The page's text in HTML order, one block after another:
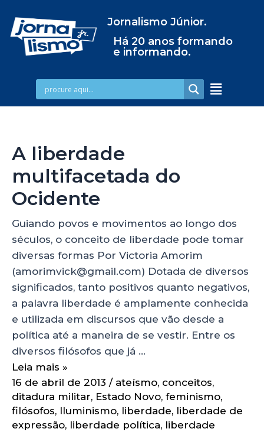
Jornalismo Júnior.
Há 20 anos formando
e informando.
A liberdade
multifacetada do
Ocidente
Guiando povos e movimentos ao longo dos
séculos, o conceito de liberdade pode tomar
diversas formas Por Victoria Amorim
(amorimvick@gmail.com) Dotada de diversos
significados, tanto positivos quanto negativos,
a palavra liberdade é amplamente conhecida
e utilizada em discursos que vão desde a
política até a maneira de se vestir. Entre os
diversos filósofos que já …
Leia mais »
16 de abril de 2013 / ateísmo, conceitos,
ditadura militar, Estado Novo, feminismo,
filósofos, Iluminismo, liberdade, liberdade de
expressão, liberdade política, liberdade